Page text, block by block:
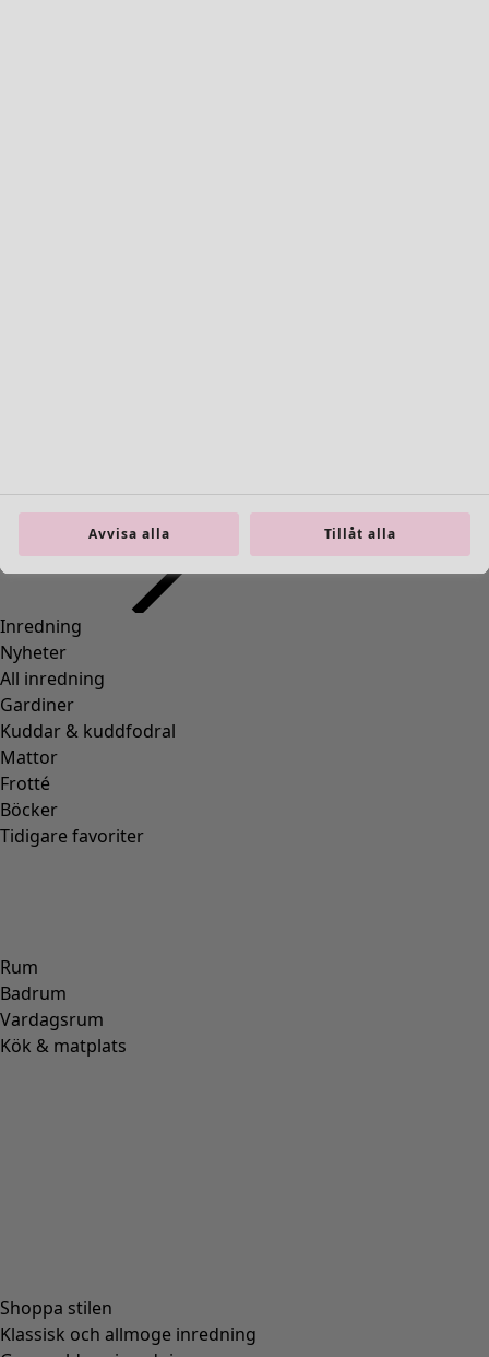
Inredning
Nyheter
All inredning
Gardiner
Kuddar & kuddfodral
Mattor
Frotté
Böcker
Tidigare favoriter
Rum
Badrum
Vardagsrum
Kök & matplats
Shoppa stilen
Klassisk och allmoge inredning
Avvisa alla Tillåt alla